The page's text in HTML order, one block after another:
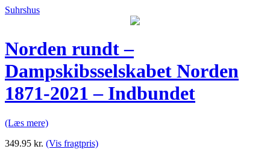
Suhrshus
Norden rundt –
Dampskibsselskabet Norden
1871-2021 – Indbundet
(Læs mere)
349.95 kr. (Vis fragtpris)